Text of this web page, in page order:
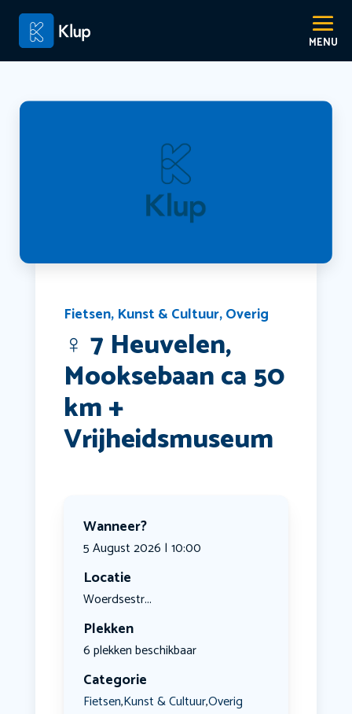
Fietsen, Kunst & Cultuur,Overig
‍♀️ 7 Heuvelen,
Mooksebaan ca 50
km +
Vrijheidsmuseum
Wanneer?
5 August 2026 | 10:00
Locatie
Woerdsestr...
Plekken
6 plekken beschikbaar
Categorie
Fietsen,Kunst & Cultuur,Overig